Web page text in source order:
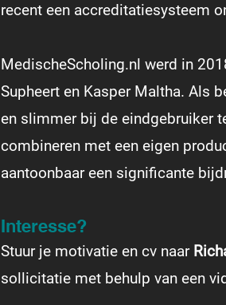
recent een accreditatiesysteem
MedischeScholing.nl werd in
Supheert en Kasper Maltha. Als
en slimmer bij de eindgebruiker
combineren met een eigen
aantoonbaar een significante
Interesse?
Stuur je motivatie en cv naar
sollicitatie met behulp van een